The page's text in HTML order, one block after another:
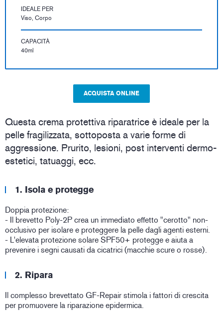
IDEALE PER
Viso, Corpo
CAPACITÀ
40ml
ACQUISTA ONLINE
Questa crema protettiva riparatrice è ideale per la
pelle fragilizzata, sottoposta a varie forme di
aggressione. Prurito, lesioni, post interventi dermo-
estetici, tatuaggi, ecc.
1. Isola e protegge
Doppia protezione:
- Il brevetto Poly-2P crea un immediato effetto "cerotto" non-
occlusivo per isolare e proteggere la pelle dagli agenti esterni.
- L'elevata protezione solare SPF50+ protegge e aiuta a
prevenire i segni causati da cicatrici (macchie scure o rosse).
2. Ripara
Il complesso brevettato GF-Repair stimola i fattori di crescita
per promuovere la riparazione epidermica.